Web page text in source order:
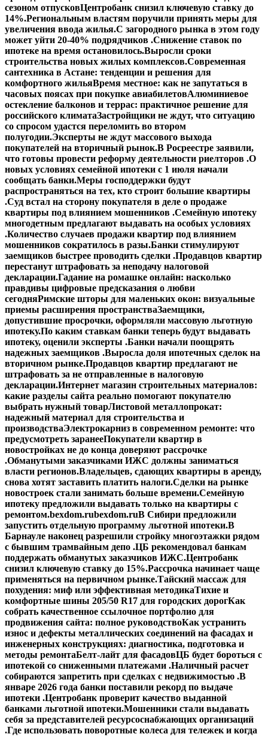
сезоном отпусковЦентробанк снизил ключевую ставку до
14%.Региональным властям поручили принять меры для
увеличения ввода жилья.С загородного рынка в этом году
может уйти 20-40% подрядчиков .Снижение ставок по
ипотеке на время остановилось.Выросли сроки
строительства новых жилых комплексов.Современная
сантехника в Астане: тенденции и решения для
комфортного жильяВремя местное: как не запутаться в
часовых поясах при покупке авиабилетовАлюминиевое
остекление балконов и террас: практичное решение для
российского климатаЗастройщики не ждут, что ситуацию
со спросом удастся переломить во втором
полугодии.Эксперты не ждут массового выхода
покупателей на вторичный рынок.В Росреестре заявили,
что готовы провести реформу деятельности риелторов .О
новых условиях семейной ипотеки с 1 июля начали
сообщать банки.Меры господдержки будут
распространяться на тех, кто строит большие квартиры
.Суд встал на сторону покупателя в деле о продаже
квартиры под влиянием мошенников .Семейную ипотеку
многодетным предлагают выдавать на особых условиях
.Количество случаев продажи квартир под влиянием
мошенников сократилось в разы.Банки стимулируют
заемщиков быстрее проводить сделки .Продавцов квартир
перестанут штрафовать за неподачу налоговой
декларации.Гадание на ромашке онлайн: насколько
правдивы цифровые предсказания о любви
сегодняРимские шторы для маленьких окон: визуальные
приемы расширения пространстваЗаемщики,
допустившие просрочки, оформляли массовую льготную
ипотеку.По каким ставкам банки теперь будут выдавать
ипотеку, оценили эксперты .Банки начали поощрять
надежных заемщиков .Выросла доля ипотечных сделок на
вторичном рынке.Продавцов квартир предлагают не
штрафовать за не отправленные в налоговую
декларации.Интернет магазин строительных материалов:
какие разделы сайта реально помогают покупателю
выбрать нужный товарЛистовой металлопрокат:
надежный материал для строительства и
производстваЭлектрокарниз в современном ремонте: что
предусмотреть заранееПокупатели квартир в
новостройках не до конца доверяют рассрочке
.Обманутыми заказчиками ИЖС должны заниматься
власти регионов.Владельцев, сдающих квартиры в аренду,
снова хотят заставить платить налоги.Сделки на рынке
новостроек стали занимать больше времени.Семейную
ипотеку предложили выдавать только на квартиры с
ремонтом.bexdom.rubexdom.ruВ Сибири предложили
запустить отдельную программу льготной ипотеки.В
Барнауле наконец разрешили стройку многоэтажки рядом
с бывшим трамвайным депо .ЦБ рекомендовал банкам
поддержать обманутых заказчиков ИЖС.Центробанк
снизил ключевую ставку до 15%.Рассрочка начинает чаще
применяться на первичном рынке.Тайский массаж для
похудения: миф или эффективная методикаТихие и
комфортные шины 205/50 R17 для городских дорогКак
собрать качественное ссылочное портфолио для
продвижения сайта: полное руководствоКак устранить
износ и дефекты металлических соединений на фасадах и
инженерных конструкциях: диагностика, подготовка и
методы ремонтаБелт-лайт для фасадовЦБ будет бороться с
ипотекой со сниженными платежами .Наличный расчет
собираются запретить при сделках с недвижимостью .В
январе 2026 года банки поставили рекорд по выдаче
ипотеки .Центробанк проверит качество выданной
банками льготной ипотеки.Мошенники стали выдавать
себя за представителей ресурсоснабжающих организаций
.Где использовать поворотные колеса для тележек и когда